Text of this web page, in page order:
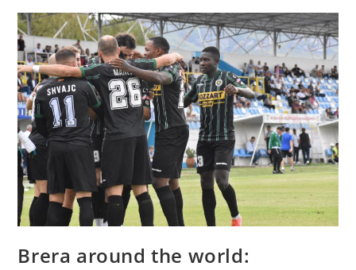
Brera around the world: